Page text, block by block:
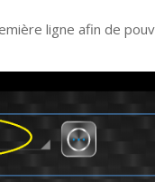
ligne afin de